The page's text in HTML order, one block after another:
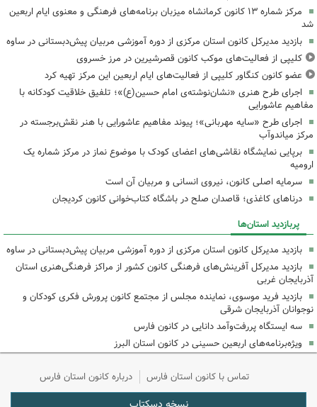
مرکز شماره ۱۳ کانون کرمانشاه میزبان برنامه‌های فرهنگی و معنوی ایام اربعین
شد
بازدید مدیرکل کانون استان مرکزی از دوره آموزشی مربیان پیش‌دبستانی در ساوه
کلیپی از فعالیت‌های موکب کانون قصرشیرین در مرز خسروی
عضو کانون کنگاور کلیپی از فعالیت‌های ایام اربعین این مرکز تهیه کرد
اجرای طرح هنری «نشان‌نوشته‌ی امام حسین(ع)»؛ تلفیق خلاقیت کودکانه با
مفاهیم عاشورایی
اجرای طرح «سایه مهربانی»؛ پیوند مفاهیم عاشورایی با هنر نقش‌برجسته در
مرکز میاندوآب
برپایی نمایشگاه نقاشی‌های اعضای کودک با موضوع نماز در مرکز شماره یک
ارومیه
سرمایه اصلی کانون، نیروی انسانی و مربیان آن است
درناهای کاغذی؛ قاصدان صلح در باشگاه کتاب‌خوانی کانون کردیجان
پربازدید استان‌ها
بازدید مدیرکل کانون استان مرکزی از دوره آموزشی مربیان پیش‌دبستانی در ساوه
بازدید مدیرکل آفرینش‌های فرهنگی کانون کشور از مراکز فرهنگی‌هنری استان
آذربایجان غربی
بازدید فرید موسوی، نماینده مجلس از مجتمع کانون پرورش فکری کودکان و
نوجوانان آذربایجان شرقی
سه ایستگاه پررفت‌وآمد دانایی در کانون فارس
ویژه‌برنامه‌های اربعین حسینی در کانون استان البرز
تماس با کانون استان فارس درباره کانون استان فارس
نسخه دسکتاپ